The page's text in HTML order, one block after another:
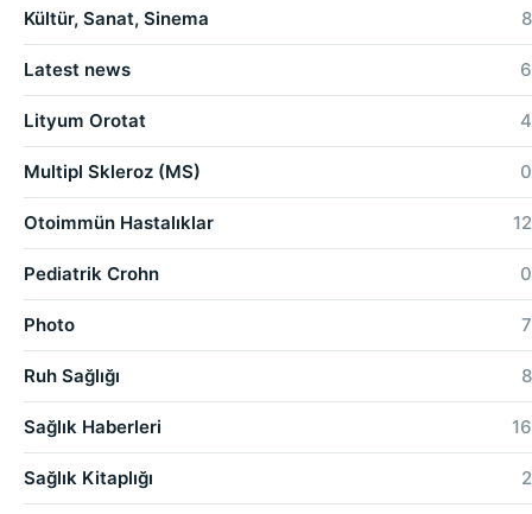
Kültür, Sanat, Sinema 8
Latest news 6
Lityum Orotat 4
Multipl Skleroz (MS) 0
Otoimmün Hastalıklar 12
Pediatrik Crohn 0
Photo 7
Ruh Sağlığı 8
Sağlık Haberleri 16
Sağlık Kitaplığı 2